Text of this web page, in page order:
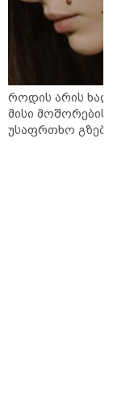
როდის არის
მისი მოშორების
უსაფრთხო გზები